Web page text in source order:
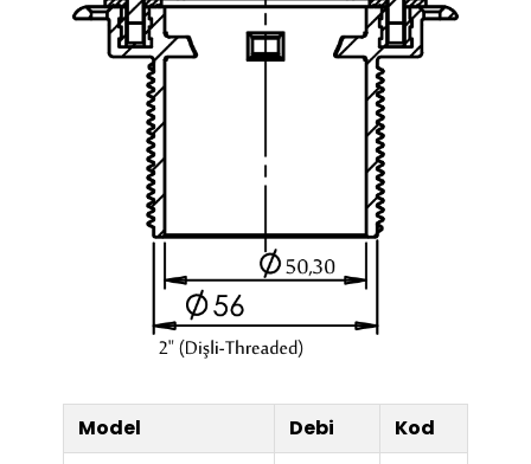
Model Debi Kod